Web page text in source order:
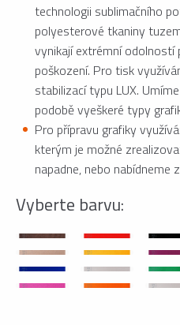
technologii sublimačního
polyesterové tkaniny
vynikají extrémní odolností
poškození. Pro tisk
stabilizací typu LUX.
podobě vyeškeré typy
Pro přípravu grafiky
kterým je možné
napadne, nebo nabídneme
Vyberte barvu: